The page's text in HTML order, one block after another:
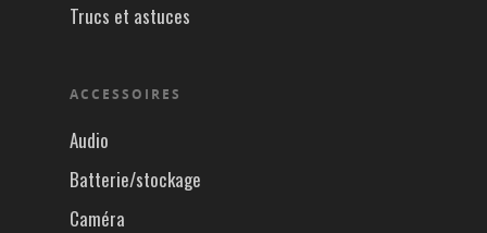
Trucs et astuces
ACCESSOIRES
Audio
Batterie/stockage
Caméra